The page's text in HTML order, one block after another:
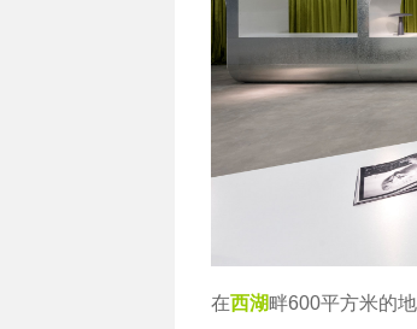
在西湖畔600平方米的